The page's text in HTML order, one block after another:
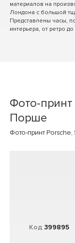
материалов на
Лондона с большой
Представлены часы,
интерьера, от ретро
Фото-
Порше
Фото-принт Porsche,
Код 399895